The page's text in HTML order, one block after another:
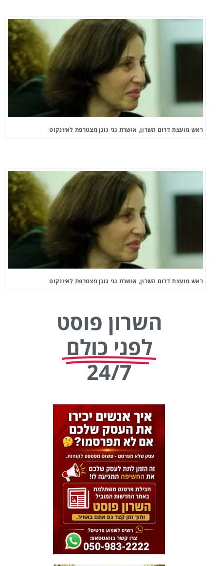
ראש מועצת דרום השרון, אושרת גני גונן מצטרפת לאיזנקוט
ראש מועצת דרום השרון, אושרת גני גונן מצטרפת לאיזנקוט
השרון פוסט
לפני כולם
24/7